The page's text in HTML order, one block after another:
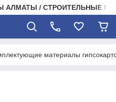
АЛМАТЫ / СТРОИТЕЛЬНЫЕ
материалы